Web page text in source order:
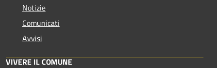
Notizie
Comunicati
Avvisi
VIVERE IL COMUNE